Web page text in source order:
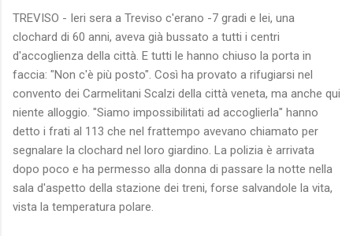
TREVISO - Ieri sera a Treviso c'erano -7 gradi e lei, una
clochard di 60 anni, aveva già bussato a tutti i centri
d'accoglienza della città. E tutti le hanno chiuso la porta in
faccia: "Non c'è più posto". Così ha provato a rifugiarsi nel
convento dei Carmelitani Scalzi della città veneta, ma anche qui
niente alloggio. "Siamo impossibilitati ad accoglierla" hanno
detto i frati al 113 che nel frattempo avevano chiamato per
segnalare la clochard nel loro giardino. La polizia è arrivata
dopo poco e ha permesso alla donna di passare la notte nella
sala d'aspetto della stazione dei treni, forse salvandole la vita,
vista la temperatura polare.